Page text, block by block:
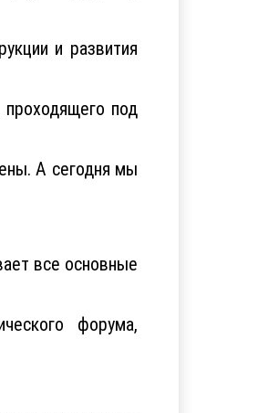
и развития
под
А сегодня мы
все основные
форума,